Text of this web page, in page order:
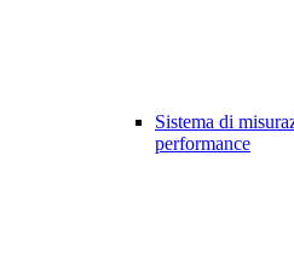
Sistema di
performance